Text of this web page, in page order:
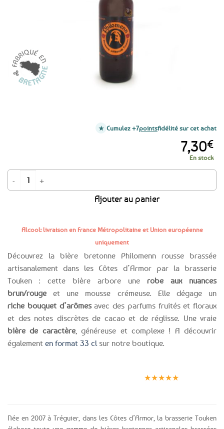
Alcool: livraison en France Métropolitaine et Union européenne
uniquement
Découvrez la bière bretonne Philomenn rousse brassée
artisanalement dans les Côtes d’Armor par la brasserie
Touken : cette bière arbore une robe aux nuances
brun/rouge et une mousse crémeuse. Elle dégage un
riche bouquet d’arômesavec des parfums fruités et floraux
et des notes discrètes de cacao et de réglisse. Une vraie
bière de caractère, généreuse et complexe ! A découvrir
également en format 33 cl sur notre boutique.
7,30€
En stock
quantité de Bière bretonne rousse Philomenn – 75cl
Ajouter au panier
Cumulez +7pointsfidélité sur cet achat
★★★★★
Née en 2007 à Tréguier, dans les Côtes d’Armor, la brasserie Touken